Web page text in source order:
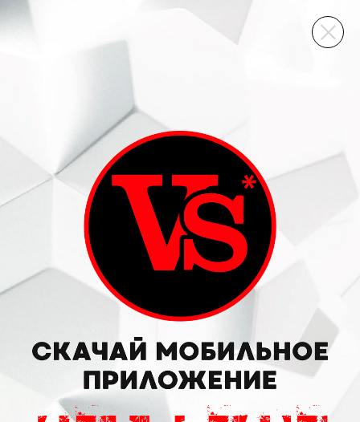
ВИННЫЙ СКЛАД